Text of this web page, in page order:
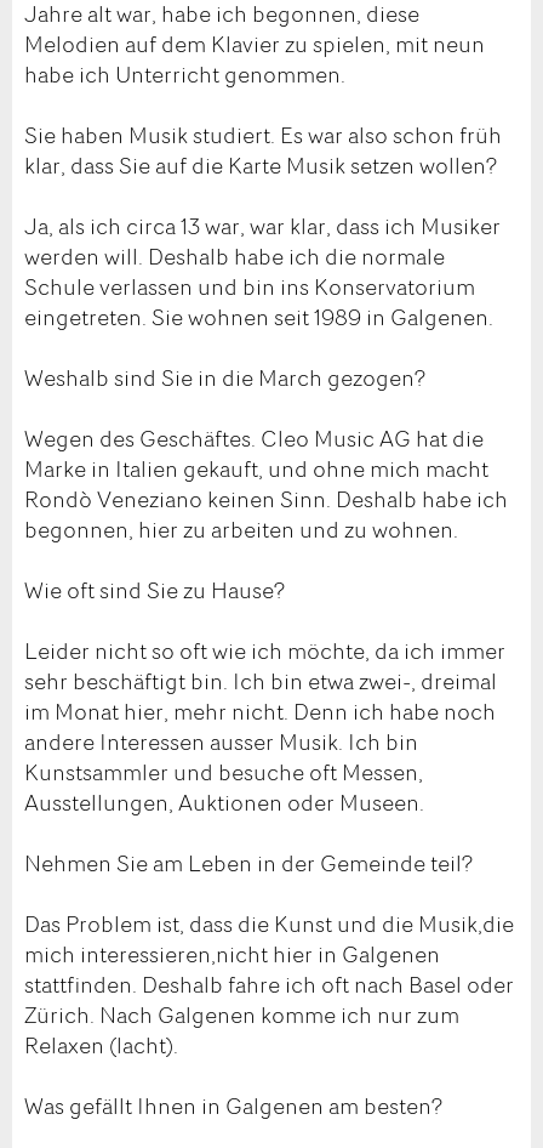
Jahre alt war, habe ich begonnen, diese
Melodien auf dem Klavier zu spielen, mit neun
habe ich Unterricht genommen.
Sie haben Musik studiert. Es war also schon früh
klar, dass Sie auf die Karte Musik setzen wollen?
Ja, als ich circa 13 war, war klar, dass ich Musiker
werden will. Deshalb habe ich die normale
Schule verlassen und bin ins Konservatorium
eingetreten. Sie wohnen seit 1989 in Galgenen.
Weshalb sind Sie in die March gezogen?
Wegen des Geschäftes. Cleo Music AG hat die
Marke in Italien gekauft, und ohne mich macht
Rondò Veneziano keinen Sinn. Deshalb habe ich
begonnen, hier zu arbeiten und zu wohnen.
Wie oft sind Sie zu Hause?
Leider nicht so oft wie ich möchte, da ich immer
sehr beschäftigt bin. Ich bin etwa zwei-, dreimal
im Monat hier, mehr nicht. Denn ich habe noch
andere Interessen ausser Musik. Ich bin
Kunstsammler und besuche oft Messen,
Ausstellungen, Auktionen oder Museen.
Nehmen Sie am Leben in der Gemeinde teil?
Das Problem ist, dass die Kunst und die Musik,die
mich interessieren,nicht hier in Galgenen
stattfinden. Deshalb fahre ich oft nach Basel oder
Zürich. Nach Galgenen komme ich nur zum
Relaxen (lacht).
Was gefällt Ihnen in Galgenen am besten?